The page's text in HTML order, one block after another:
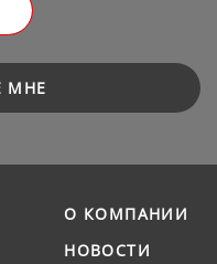
МНЕ
О КОМПАНИИ
НОВОСТИ